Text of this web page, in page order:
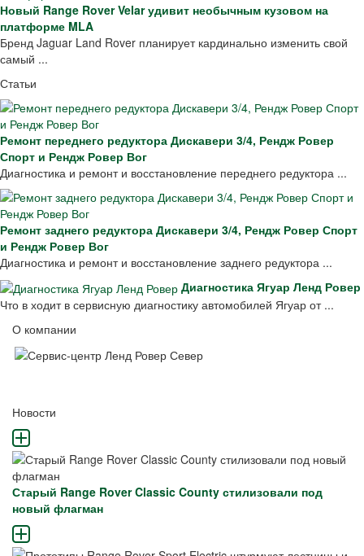
Новый Range Rover Velar удивит необычным кузовом на
платформе MLA
Бренд Jaguar Land Rover планирует кардинально изменить свой
самый ...
Статьи
Ремонт переднего редуктора Дискавери 3/4, Рендж Ровер
Спорт и Рендж Ровер Вог
Диагностика и ремонт и восстановление переднего редуктора ...
Ремонт заднего редуктора Дискавери 3/4, Рендж Ровер Спорт
и Рендж Ровер Вог
Диагностика и ремонт и восстановление заднего редуктора ...
Диагностика Ягуар Ленд Ровер
Что в ходит в сервисную диагностику автомобилей Ягуар от ...
О компании
Новости
Старый Range Rover Classic County стилизовали под
новый флагман